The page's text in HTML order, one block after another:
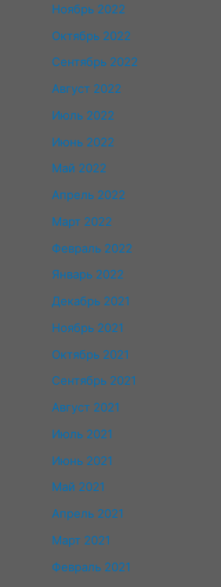
Ноябрь 2022
Октябрь 2022
Сентябрь 2022
Август 2022
Июль 2022
Июнь 2022
Май 2022
Апрель 2022
Март 2022
Февраль 2022
Январь 2022
Декабрь 2021
Ноябрь 2021
Октябрь 2021
Сентябрь 2021
Август 2021
Июль 2021
Июнь 2021
Май 2021
Апрель 2021
Март 2021
Февраль 2021